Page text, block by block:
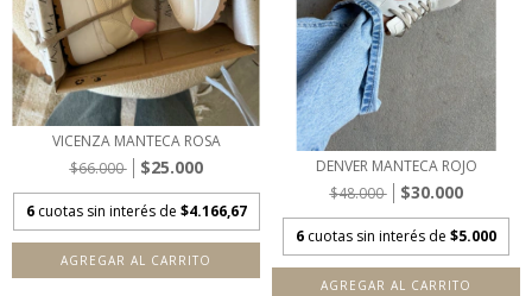
VICENZA MANTECA ROSA
$66.000
$25.000
6 cuotas sin interés de $4.166,67
AGREGAR AL CARRITO
DENVER MANTECA ROJO
$48.000
$30.000
6 cuotas sin interés de $5.000
AGREGAR AL CARRITO